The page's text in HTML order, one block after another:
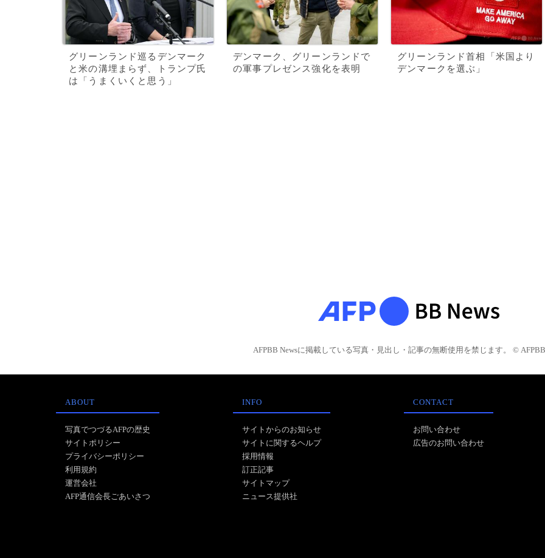
グリーンランド巡るデンマーク
と米の溝埋まらず、トランプ氏
は「うまくいくと思う」
デンマーク、グリーンランドで
の軍事プレゼンス強化を表明
グリーンランド首相「米国より
デンマークを選ぶ」
AFPBB Newsに掲載している写真・見出し・記事の無断使用を禁じます。 © AFPBB
ABOUT
写真でつづるAFPの歴史
サイトポリシー
プライバシーポリシー
利用規約
運営会社
AFP通信会長ごあいさつ
INFO
サイトからのお知らせ
サイトに関するヘルプ
採用情報
訂正記事
サイトマップ
ニュース提供社
CONTACT
お問い合わせ
広告のお問い合わせ